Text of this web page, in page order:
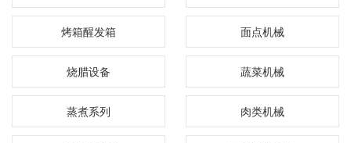
烤箱醒发箱 面点机械
烧腊设备 蔬菜机械
蒸煮系列 肉类机械